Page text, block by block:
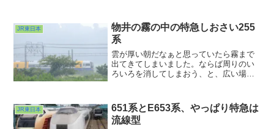
ものです。で、この時は中央快速線がオ
ール12両編成になって雰囲気変わったか
なぁ、と
JR東日本
物井の霧の中の特急しおさい255
系
雲が厚い朝だなぁと思っていたら霧まで
出てきてしまいました。ならば周りのい
ろいろを消してしまおう、と、広い場所
うだw）。しかも線路から遠く離れた場所
からなので気兼ねなく撮らせていただき
ました。が・・・霧、濃過ぎたな(^ ^;;
JR東日本
651系とE653系、やっぱり特急は
流線型